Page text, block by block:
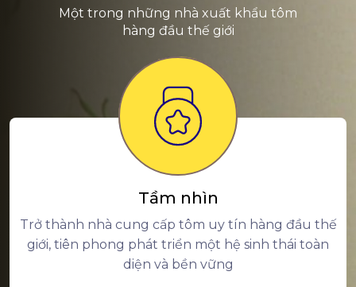
Một trong những nhà xuất khẩu tôm
hàng đầu thế giới
Tầm nhìn
Trở thành nhà cung cấp tôm uy tín hàng đầu thế
giới, tiên phong phát triển một hệ sinh thái toàn
diện và bền vững